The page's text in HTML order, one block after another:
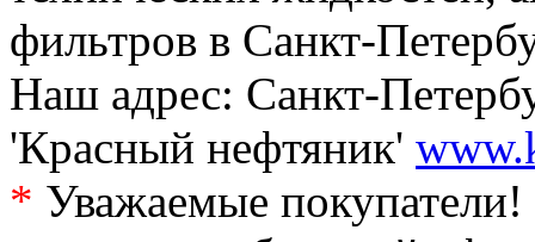
фильтров в Санкт-
Наш адрес: Санкт-
'Красный нефтяник'
* Уважаемые